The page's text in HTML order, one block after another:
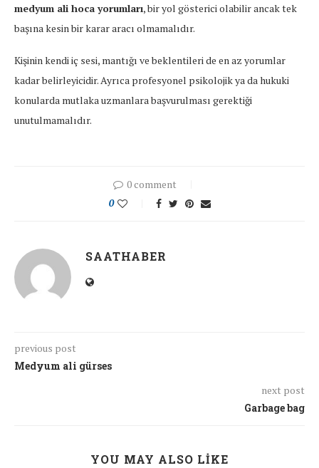
medyum ali hoca yorumları, bir yol gösterici olabilir ancak tek
başına kesin bir karar aracı olmamalıdır.
Kişinin kendi iç sesi, mantığı ve beklentileri de en az yorumlar
kadar belirleyicidir. Ayrıca profesyonel psikolojik ya da hukuki
konularda mutlaka uzmanlara başvurulması gerektiği
unutulmamalıdır.
0 comment
0
SAATHABER
previous post
Medyum ali gürses
next post
Garbage bag
YOU MAY ALSO LIKE